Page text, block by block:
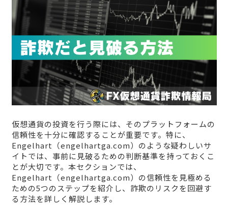
仮想通貨の投資を行う際には、そのプラットフォームの
信頼性を十分に確認することが重要です。特に、
Engelhart（engelhartga.com）のような疑わしいサ
イトでは、事前に見破るための判断基準を持っておくこ
とが大切です。本セクションでは、
Engelhart（engelhartga.com）の信頼性を見極める
ための5つのステップを紹介し、詐欺のリスクを回避す
る方法を詳しく解説します。